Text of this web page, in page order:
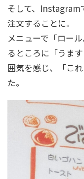
そして、Instagram
注文することに。
メニューで「ロー
るところに「うま
囲気を感じ、「こ
た。